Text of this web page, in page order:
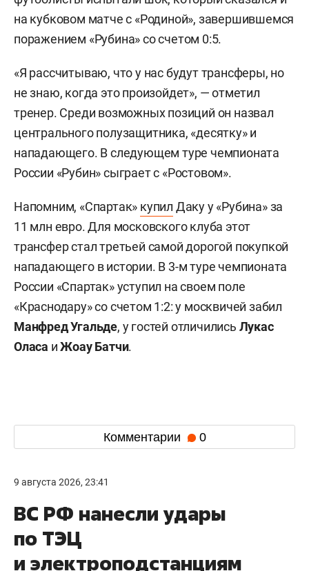
на кубковом матче с «Родиной», завершившемся
поражением «Рубина» со счетом 0:5.
«Я рассчитываю, что у нас будут трансферы, но
не знаю, когда это произойдет», — отметил
тренер. Среди возможных позиций он назвал
центрального полузащитника, «десятку» и
нападающего. В следующем туре чемпионата
России «Рубин» сыграет с «Ростовом».
Напомним, «Спартак» купил Даку у «Рубина» за
11 млн евро. Для московского клуба этот
трансфер стал третьей самой дорогой покупкой
нападающего в истории. В 3-м туре чемпионата
России «Спартак» уступил на своем поле
«Краснодару» со счетом 1:2: у москвичей забил
Манфред Угальде, у гостей отличились Лукас
Оласа иЖоау Батчи.
Комментарии 0
9 августа 2026, 23:41
ВС РФ нанесли удары
по ТЭЦ
и электроподстанциям